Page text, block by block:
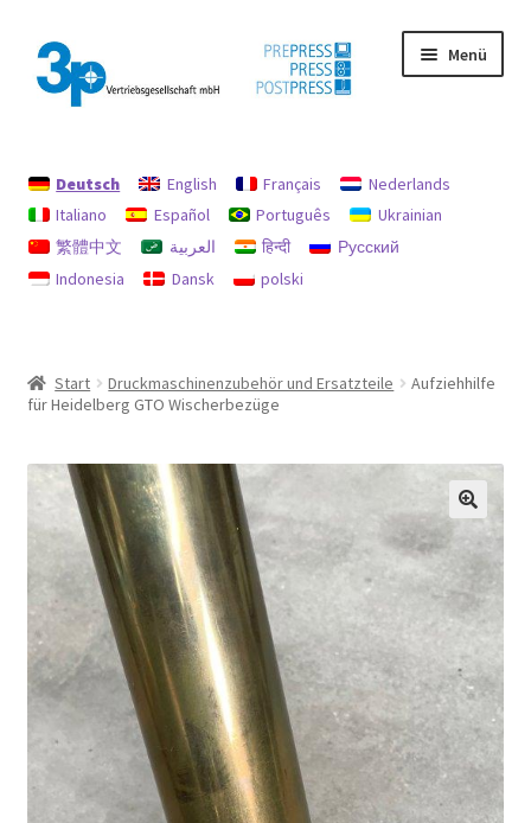
Zur
Navigation
springen
Zum
Inhalt
springen
Menü
Datenschutz
Gebrauchtmaschinen
Deutsch English Français
Nederlands
Italiano
Español Português
Ukrainian
繁體中文
العربية हिन्दी
Русский
Indonesia
Dansk polski
Start Druckmaschinenzubehör und Ersatzteile
Aufziehhilfe
für Heidelberg GTO Wischerbezüge